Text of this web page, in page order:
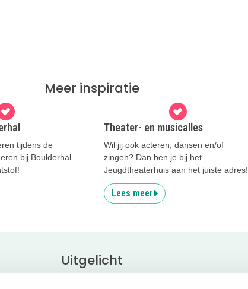
Meer inspiratie
tijdens de
bij Boulderhal
Theater- en musicalles
Wil jij ook acteren, dansen en/of
zingen? Dan ben je bij het
Jeugdtheaterhuis aan het juiste adres!
Lees meer
Uitgelicht